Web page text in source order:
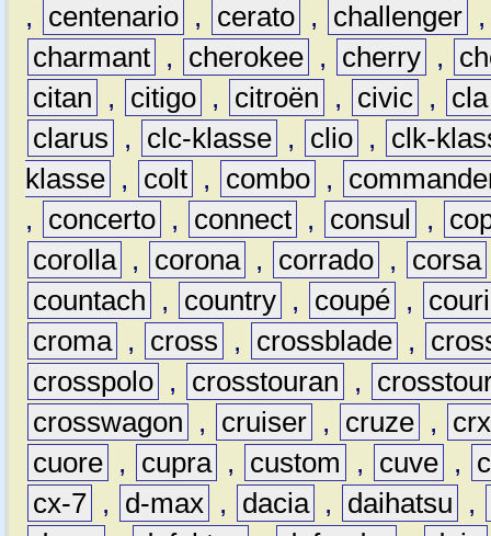
,
centenario , cerato , challenger
charmant , cherokee , cherry ,
citan
, citigo , citroën , civic ,
cla
clarus
, clc-klasse , clio ,
clk-
klasse , colt , combo ,
,
concerto , connect , consul ,
corolla , corona , corrado , corsa
countach
, country , coupé ,
croma , cross , crossblade ,
crosspolo , crosstouran ,
crosswagon
, cruiser , cruze ,
crx
cuore , cupra , custom , cuve ,
cx-7 , d-max , dacia , daihatsu
,